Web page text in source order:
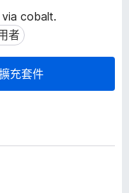
cobalt.
者
充套件